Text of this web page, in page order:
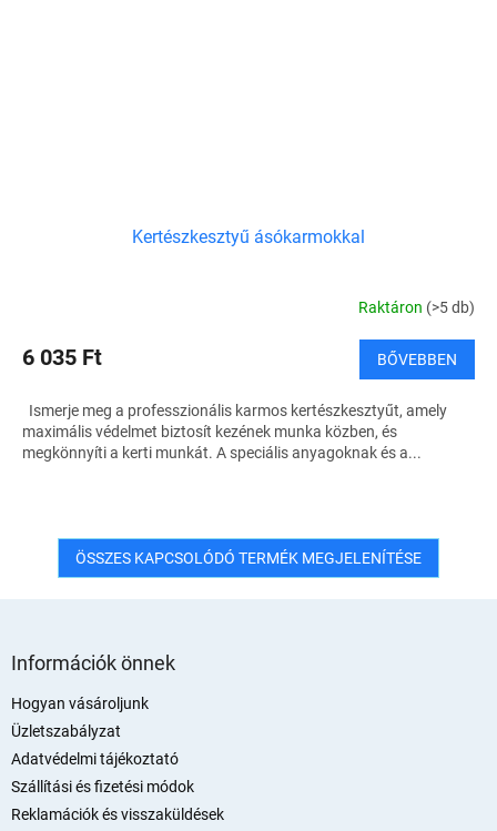
Kertészkesztyű ásókarmokkal
Raktáron (>5 db)
6 035 Ft BŐVEBBEN
Ismerje meg a professzionális karmos kertészkesztyűt, amely
maximális védelmet biztosít kezének munka közben, és
megkönnyíti a kerti munkát. A speciális anyagoknak és a...
ÖSSZES KAPCSOLÓDÓ TERMÉK MEGJELENÍTÉSE
Információk önnek
Hogyan vásároljunk
Üzletszabályzat
Adatvédelmi tájékoztató
Szállítási és fizetési módok
Reklamációk és visszaküldések